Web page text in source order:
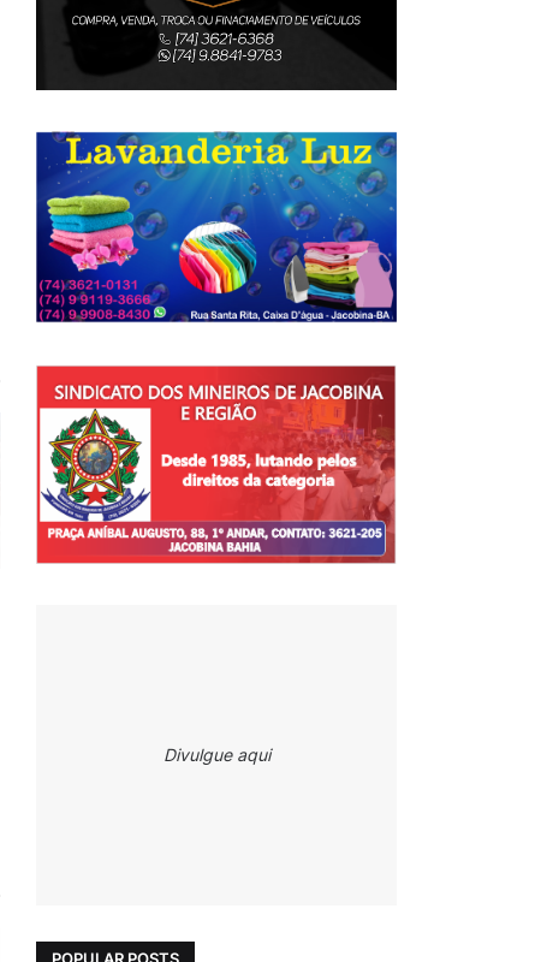
Divulgue aqui